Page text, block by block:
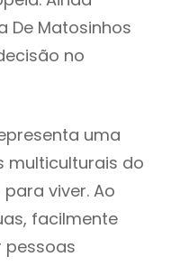
De Matosinhos
no
uma
multiculturais do
viver. Ao
facilmente
pessoas